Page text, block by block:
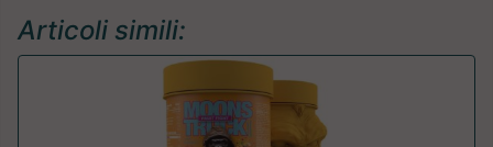
Articoli simili: